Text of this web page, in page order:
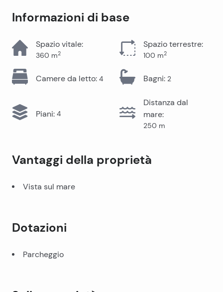
Informazioni di base
Spazio vitale:
360 m2
Spazio terrestre:
100 m2
Camere da letto: 4 Bagni: 2
Piani: 4
Distanza dal
mare:
250 m
Vantaggi della proprietà
Vista sul mare
Dotazioni
Parcheggio